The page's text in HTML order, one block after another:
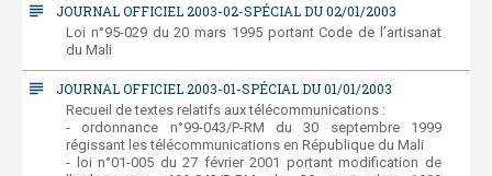
subject JOURNAL OFFICIEL 2003-02-SPÉCIAL DU 02/01/2003
Loi n°95-029 du 20 mars 1995 portant Code de l’artisanat
du Mali
subject JOURNAL OFFICIEL 2003-01-SPÉCIAL DU 01/01/2003
Recueil de textes relatifs aux télécommunications :
- ordonnance n°99-043/P-RM du 30 septembre 1999
régissant les télécommunications en République du Mali
- loi n°01-005 du 27 février 2001 portant modification de